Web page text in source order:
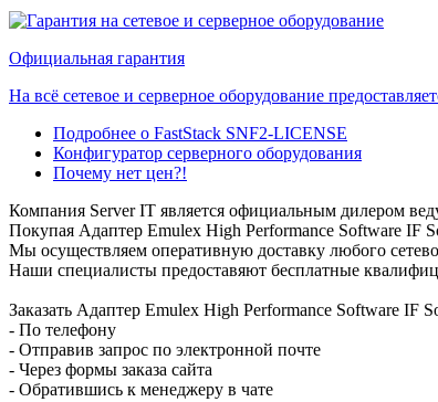
Официальная гарантия
На всё сетевое и серверное оборудование
Подробнее о FastStack SNF2-LICENSE
Конфигуратор серверного оборудования
Почему нет цен?!
Компания Server IT является официальным дилером
Покупая Адаптер Emulex High Performance Software IF
Мы осуществляем оперативную доставку любого
Наши специалисты предоставяют бесплатные
Заказать Адаптер Emulex High Performance Software
- По телефону
- Отправив запрос по электронной почте
- Через формы заказа сайта
- Обратившись к менеджеру в чате